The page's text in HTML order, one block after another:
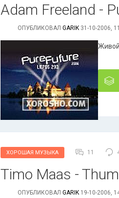
Adam Freeland -
ОПУБЛИКОВАЛ GARIK 31-10-2006,
Живой
ХОРОШАЯ МУЗЫКА 11
Timo Maas -
ОПУБЛИКОВАЛ GARIK 19-10-2006,